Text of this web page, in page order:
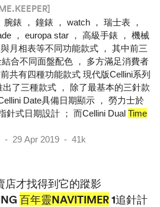
腕錶 ， 鐘錶 ， watch ， 瑞士表 ，
， europa star ， 高級手錶 ， 機械
月相表等不同功能款式 ， 其中前三
合不同面盤配色 ， 多方滿足消費者
共有四種功能款式 現代版Cellini系列
了三種款式 ， 除了最基本的三針款
Date具備日期顯示 ， 勞力士於
針式日期設計 ； 而Cellini Dual Time
29 Apr 2019 - 41k
店才找得到它的蹤影
百年靈NAVITIMER1追針計